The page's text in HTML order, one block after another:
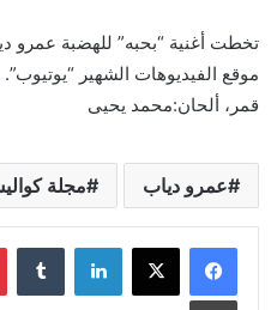
تخطت أغنية “بحبه” للهضبة عمرو
موقع الفيديوهات الشهير
قمر، ألحان:محمد يحيى
عمرو دياب مجلة
لينكدإن
طباعة